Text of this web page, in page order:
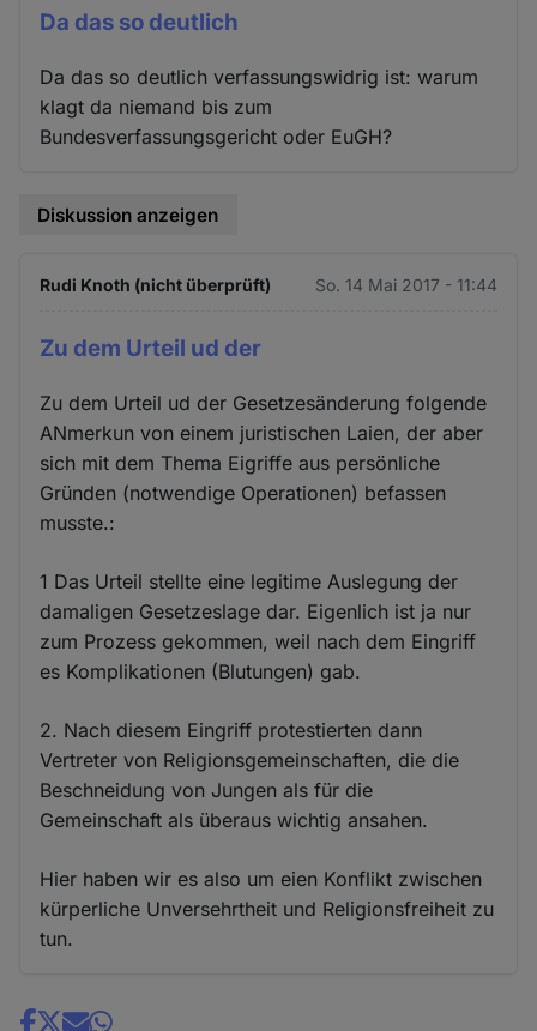
Da das so deutlich
Da das so deutlich verfassungswidrig ist: warum
klagt da niemand bis zum
Bundesverfassungsgericht oder EuGH?
Diskussion anzeigen
Rudi Knoth (nicht überprüft) So. 14 Mai 2017 - 11:44
Zu dem Urteil ud der
Zu dem Urteil ud der Gesetzesänderung folgende
ANmerkun von einem juristischen Laien, der aber
sich mit dem Thema Eigriffe aus persönliche
Gründen (notwendige Operationen) befassen
musste.:
1 Das Urteil stellte eine legitime Auslegung der
damaligen Gesetzeslage dar. Eigenlich ist ja nur
zum Prozess gekommen, weil nach dem Eingriff
es Komplikationen (Blutungen) gab.
2. Nach diesem Eingriff protestierten dann
Vertreter von Religionsgemeinschaften, die die
Beschneidung von Jungen als für die
Gemeinschaft als überaus wichtig ansahen.
Hier haben wir es also um eien Konflikt zwischen
kürperliche Unversehrtheit und Religionsfreiheit zu
tun.